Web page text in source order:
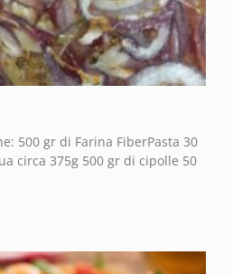
500 gr di Farina FiberPasta 30
circa 375g 500 gr di cipolle 50